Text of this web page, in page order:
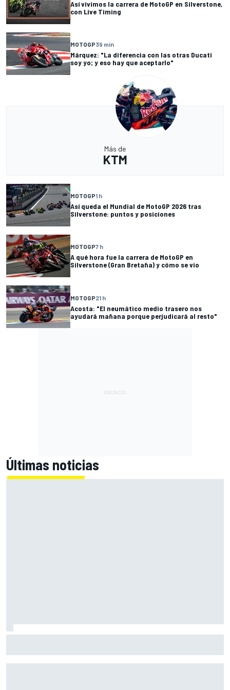
Así vivimos la carrera de MotoGP en Silverstone,
con Live Timing
MOTOGP39 min
Márquez: "La diferencia con las otras Ducati
soy yo; y eso hay que aceptarlo"
Más de
KTM
MOTOGP1 h
Así queda el Mundial de MotoGP 2026 tras
Silverstone: puntos y posiciones
MOTOGP7 h
A qué hora fue la carrera de MotoGP en
Silverstone (Gran Bretaña) y cómo se vio
MOTOGP21 h
Acosta: "El neumático medio trasero nos
ayudará mañana porque perjudicará al resto"
Últimas noticias